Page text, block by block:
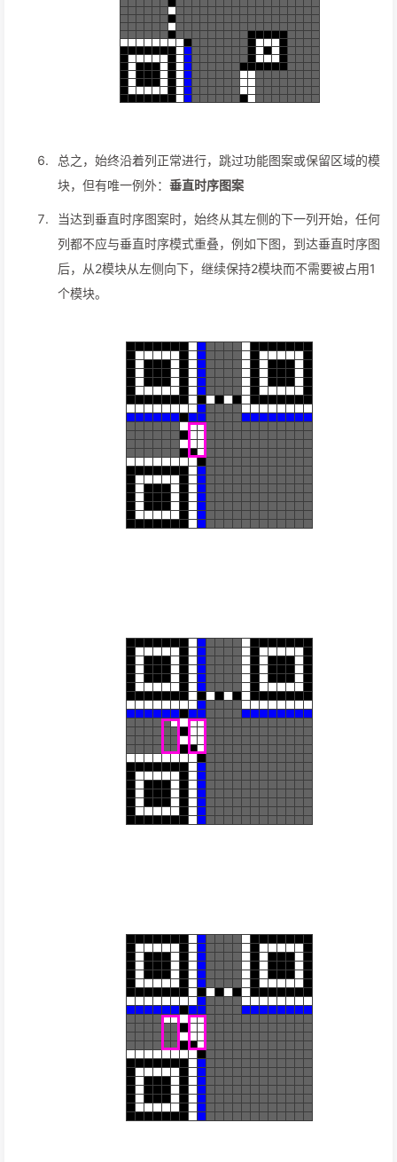
总之，始终沿着列正常进行，跳过功能图案或保留区域的模
块，但有唯一例外： 垂直时序图案
当达到垂直时序图案时，始终从其左侧的下一列开始，任何
列都不应与垂直时序模式重叠，例如下图，到达垂直时序图
后，从2模块从左侧向下，继续保持2模块而不需要被占用1
个模块。